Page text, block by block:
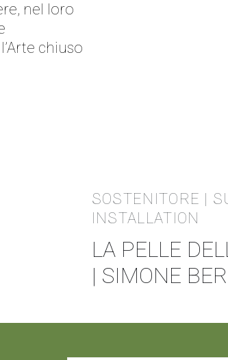
nel loro
chiuso
SOSTENITORE |
INSTALLATION
LA PELLE
| SIMONE